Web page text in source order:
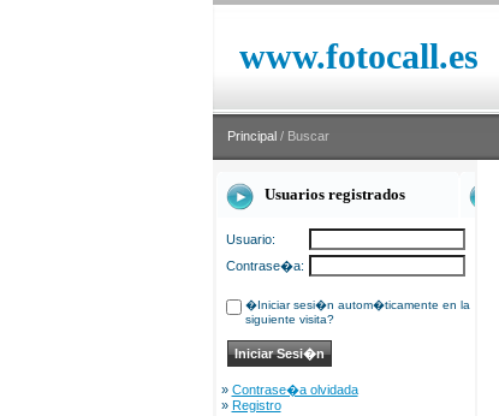
www.fotocall.es
Principal / Buscar
Usuarios registrados
Usuario:
Contrase�a:
�Iniciar sesi�n autom�ticamente en la
siguiente visita?
» Contrase�a olvidada
» Registro